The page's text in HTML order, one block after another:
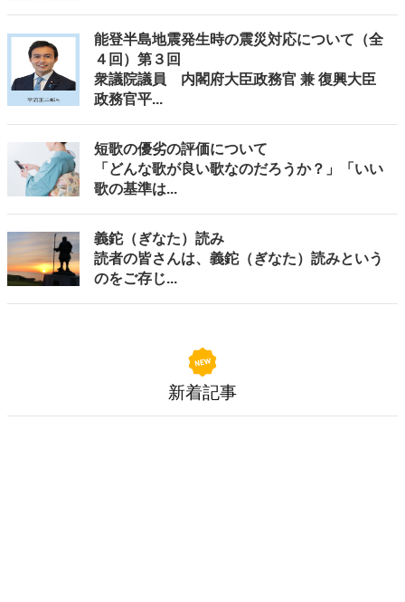
能登半島地震発生時の震災対応について（全
４回）第３回
衆議院議員 内閣府大臣政務官 兼 復興大臣
政務官平...
短歌の優劣の評価について
「どんな歌が良い歌なのだろうか？」「いい
歌の基準は...
義鉈（ぎなた）読み
読者の皆さんは、義鉈（ぎなた）読みという
のをご存じ...
新着記事